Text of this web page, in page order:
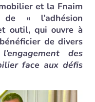
et la Fnaim
« l’adhésion
outil, qui ouvre à
de divers
des
face aux défis